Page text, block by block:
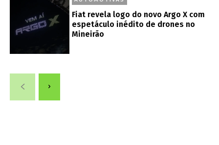
Fiat revela logo do novo Argo X com
espetáculo inédito de drones no
Mineirão